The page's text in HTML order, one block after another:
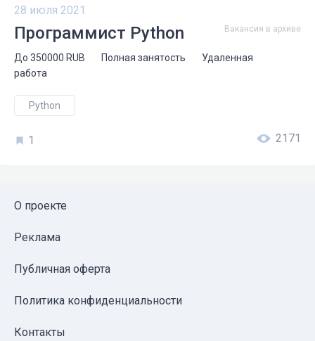
28 июля 2021
Программист Python Вакансия в архиве
До 350000 RUB Полная занятость
Удаленная
работа
Python
1 2171
О проекте
Реклама
Публичная оферта
Политика конфиденциальности
Контакты